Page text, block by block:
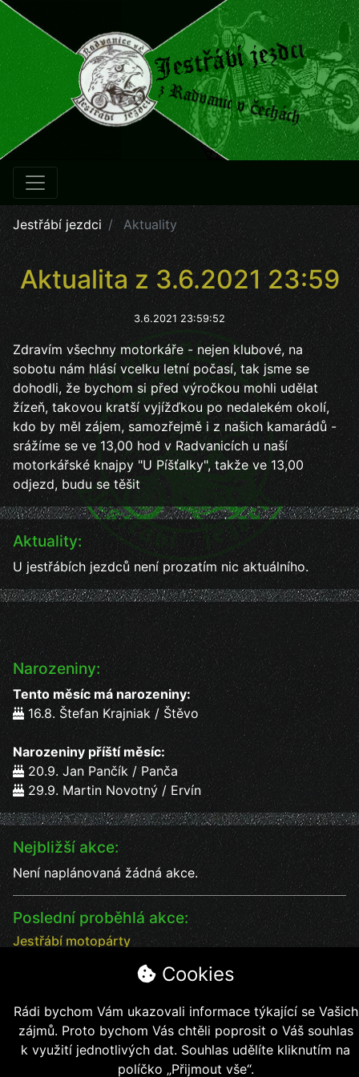
Jestřábí jezdci Aktuality
Aktuality:
U jestřábích jezdců není prozatím nic aktuálního.
Aktualita z 3.6.2021 23:59
3.6.2021 23:59:52
Zdravím všechny motorkáře - nejen klubové, na
sobotu nám hlásí vcelku letní počasí, tak jsme se
dohodli, že bychom si před výročkou mohli udělat
žízeň, takovou kratší vyjížďkou po nedalekém okolí,
kdo by měl zájem, samozřejmě i z našich kamarádů -
srážíme se ve 13,00 hod v Radvanicích u naší
motorkářské knajpy "U Píšťalky", takže ve 13,00
odjezd, budu se těšit
Narozeniny:
Tento měsíc má narozeniny:
16.8. Štefan Krajniak / Štěvo
Narozeniny příští měsíc:
20.9. Jan Pančík / Panča
29.9. Martin Novotný / Ervín
Nejbližší akce:
Není naplánovaná žádná akce.
Poslední proběhlá akce:
Jestřábí motopárty
Jestřábí motopárty od 18 - 20.7. vystoupení kapel
Čas: 17:00
Místo:Jestřábí chýše
soutěže, kapely, jídlo, pití bezva kalba
Cookies
Rádi bychom Vám ukazovali informace týkající se Vašich
zájmů. Proto bychom Vás chtěli poprosit o Váš souhlas
k využití jednotlivých dat. Souhlas udělíte kliknutím na
políčko „Přijmout vše“.